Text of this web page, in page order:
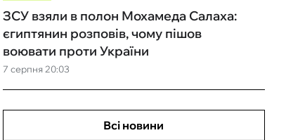
7 серпня 20:03
ЗСУ взяли в полон Мохамеда Салаха:
єгиптянин розповів, чому пішов
воювати проти України
Всі новини